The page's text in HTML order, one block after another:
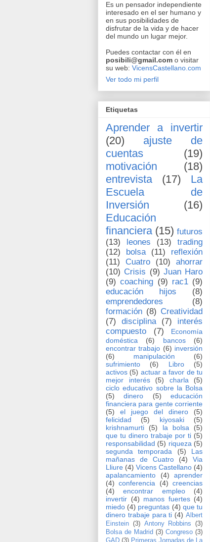
Es un pensador independiente
interesado en el ser humano y
en sus posibilidades de
disfrutar de la vida y de hacer
del mundo un lugar mejor.
Puedes contactar con él en
posibili@gmail.com o visitar
su web: VicensCastellano.com
Ver todo mi perfil
Etiquetas
Aprender a invertir
(20)
ajuste de
cuentas
(19)
motivación
(18)
entrevista
(17)
La
Escuela de
Inversión
(16)
Educación
financiera (15) futuros
(13)
leones (13)
trading
(12)
bolsa (11)
reflexión
(11)
Cuatro (10)
ahorrar
(10) Crisis (9) Juan Haro
(9) coaching (9) rac1 (9)
educación hijos
(8)
emprendedores
(8)
formación (8) Creatividad
(7)
disciplina (7)
interés
compuesto
(7)
Economía
doméstica
(6) bancos
(6)
encontrar trabajo (6) inversión
(6)
manipulación
(6)
sufrimiento
(6) Libro
(5)
activos (5) actuar a favor de tu
mejor interés
(5) charla
(5)
ciclo educativo sobre la Bolsa
(5)
dinero (5)
educación
financiera para gente corriente
(5)
el juego del dinero
(5)
felicidad
(5) kiyosaki
(5)
krishnamurti
(5) la bolsa
(5)
que tu dinero trabaje por ti (5)
responsabilidad (5) riqueza (5)
segunda temporada
(5)
Las
mañanas de Cuatro
(4)
Via
Lliure (4) Vicens Castellano (4)
apalancamiento
(4)
aprender
(4) conferencia (4) creencias
(4)
encontrar empleo
(4)
invertir (4) manos fuertes (4)
miedo (4) preguntas (4) que tu
dinero trabaje para ti (4) Albert
Einstein (3) Antony Robbins
(3)
Bolsa de Madrid (3) Congreso (3)